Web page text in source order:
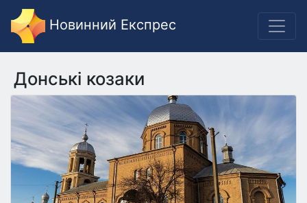
Новинний Експрес
Донські козаки